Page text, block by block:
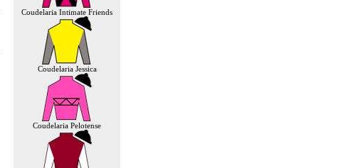
Coudelaria Intimate Friends
Coudelaria Jessica
Coudelaria Pelotense